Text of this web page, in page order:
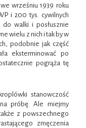
wrześniu 1939 roku
i 200 tys. cywilnych
walki i posłusznie
wielu z nich i tak by w
podobnie jak część
eksterminować po
pogrąża tę
stanowczość
próbę. Ale miejmy
z powszechnego
zmęczenia